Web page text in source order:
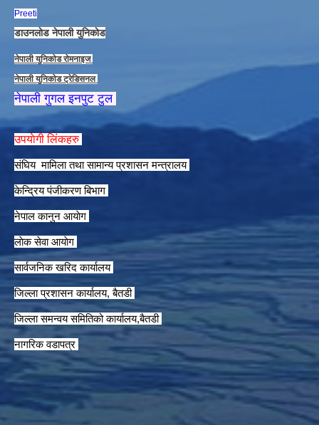
Preeti
डाउनलाेड नेपाली युनिकाेड
नेपाली युनिकाेड राेमनाइज
नेपाली युनिकाेड ट्रेडिसनल
नेपाली गुगल इनपुट टुल
उपयाेगी लिंकहरु
संघिय मामिला तथा सामान्य प्रशासन मन्त्रालय
केन्द्रिय पंजीकरण बिभाग
नेपाल कानुन आयाेग
लाेक सेवा आयाेग
सार्वजनिक खरिद कार्यालय
जिल्ला प्रशासन कार्यालय, बैतडी
जिल्ला समन्वय समितिको कार्यालय,बैतडी
नागरिक वडापत्र